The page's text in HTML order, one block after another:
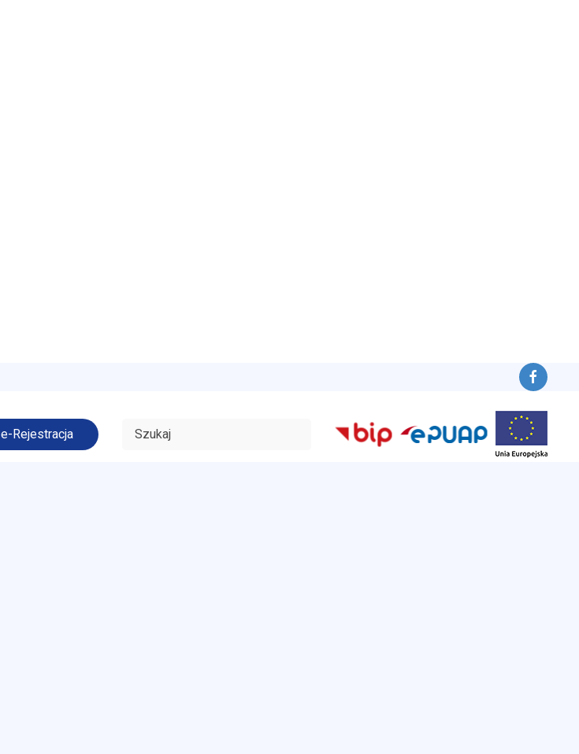
e-Rejestracja